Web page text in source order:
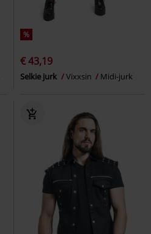
%
€ 43,19
Selkie jurk Vixxsin Midi-jurk